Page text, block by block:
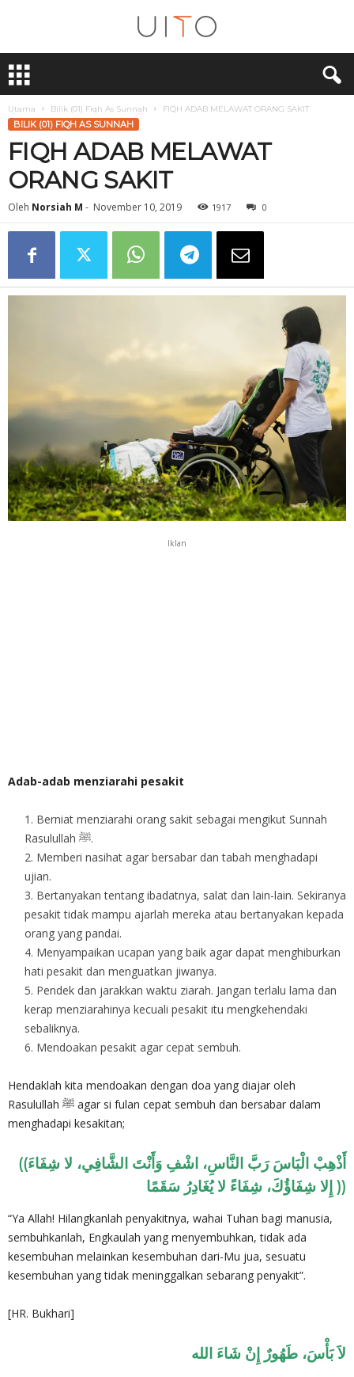
T
Utama Bilik (01) Fiqh As Sunnah FIQH ADAB MELAWAT ORANG SAKIT
BILIK (01) FIQH AS SUNNAH
FIQH ADAB MELAWAT
ORANG SAKIT
Oleh Norsiah M - November 10, 2019 1917 0
Iklan
Adab-adab menziarahi pesakit
Berniat menziarahi orang sakit sebagai mengikut Sunnah
Rasulullah ﷺ.
Memberi nasihat agar bersabar dan tabah menghadapi
ujian.
Bertanyakan tentang ibadatnya, salat dan lain-lain. Sekiranya
pesakit tidak mampu ajarlah mereka atau bertanyakan kepada
orang yang pandai.
Menyampaikan ucapan yang baik agar dapat menghiburkan
hati pesakit dan menguatkan jiwanya.
Pendek dan jarakkan waktu ziarah. Jangan terlalu lama dan
kerap menziarahinya kecuali pesakit itu mengkehendaki
sebaliknya.
Mendoakan pesakit agar cepat sembuh.
Hendaklah kita mendoakan dengan doa yang diajar oleh
Rasulullah ﷺ agar si fulan cepat sembuh dan bersabar dalam
menghadapi kesakitan;
((أَذْهِبْ الْبَاسَ رَبَّ النَّاسِ، اشْفِ وَأَنْتَ الشَّافِي، لا شِفَاءَ
إِلا شِفَاؤُكَ، شِفَاءً لا يُغَادِرُ سَقَمًا ))
“Ya Allah! Hilangkanlah penyakitnya, wahai Tuhan bagi manusia,
sembuhkanlah, Engkaulah yang menyembuhkan, tidak ada
kesembuhan melainkan kesembuhan dari-Mu jua, sesuatu
kesembuhan yang tidak meninggalkan sebarang penyakit”.
[HR. Bukhari]
لاَ بَأْسَ، طَهُورٌ إِنْ شَاءَ الله